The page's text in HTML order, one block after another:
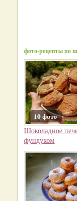
фото-рецепты по
10 фото
Шоколадное
фундуком